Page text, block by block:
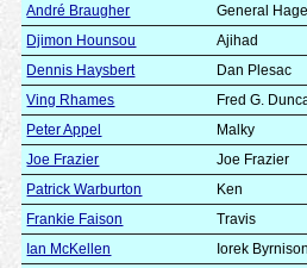
André Braugher
General
Djimon Hounsou
Ajihad
Dennis Haysbert
Dan Plesac
Ving Rhames
Fred G.
Peter Appel
Malky
Joe Frazier
Joe Frazier
Patrick Warburton
Ken
Frankie Faison
Travis
Ian McKellen
Iorek Byrnison